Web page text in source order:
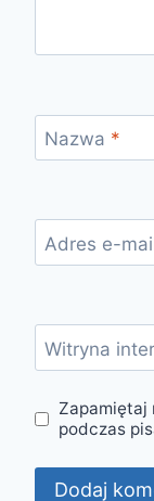
Nazwa *
Adres e-
Witryna
Zapamiętaj
podczas